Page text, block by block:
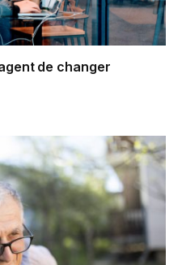
de changer